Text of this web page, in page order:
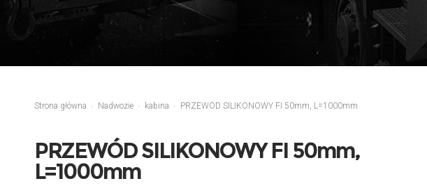
Strona główna Nadwozie kabina PRZEWÓD SILIKONOWY FI 50mm, L=1000mm
PRZEWÓD SILIKONOWY FI 50mm,
L=1000mm